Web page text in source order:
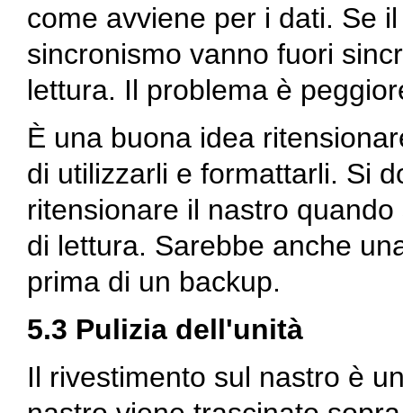
come avviene per i dati. Se
sincronismo vanno fuori
lettura. Il problema è
È una buona idea
di utilizzarli e formattarli. Si
ritensionare il nastro
di lettura. Sarebbe anche
prima di un backup.
5.3 Pulizia dell'unità
Il rivestimento sul nastro è